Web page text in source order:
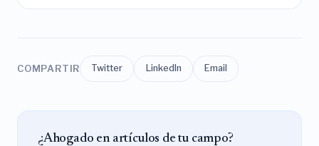
COMPARTIR Twitter LinkedIn Email
¿Ahogado en artículos de tu campo?